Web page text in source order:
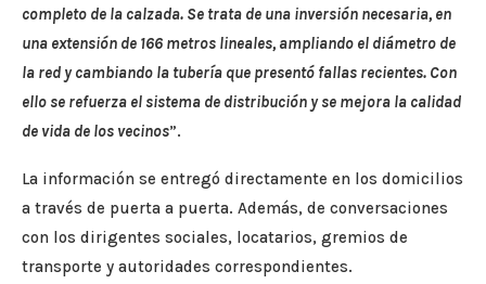
completo de la calzada. Se trata de una inversión necesaria, en
una extensión de 166 metros lineales, ampliando el diámetro de
la red y cambiando la tubería que presentó fallas recientes. Con
ello se refuerza el sistema de distribución y se mejora la calidad
de vida de los vecinos”.
La información se entregó directamente en los domicilios
a través de puerta a puerta. Además, de conversaciones
con los dirigentes sociales, locatarios, gremios de
transporte y autoridades correspondientes.